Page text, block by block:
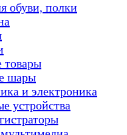
обуви, полки
товары
шары
и электроника
устройства